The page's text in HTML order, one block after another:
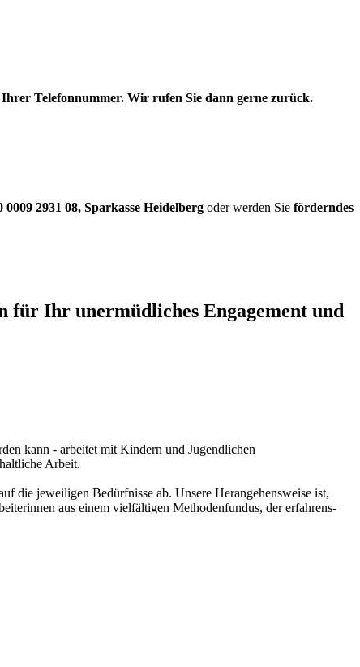
Telefonnummer. Wir rufen Sie dann gerne zurück.
0009 2931 08, Sparkasse Heidelberg oder werden Sie förderndes
für Ihr unermüdliches Engagement und
kann - arbeitet mit Kindern und Jugendlichen
Arbeit.
die jeweiligen Bedürfnisse ab. Unsere Herangehensweise ist,
aus einem vielfältigen Methodenfundus, der erfahrens-